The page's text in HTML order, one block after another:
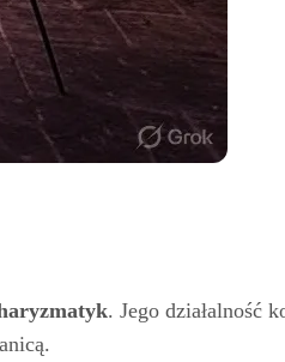
. Jego działalność